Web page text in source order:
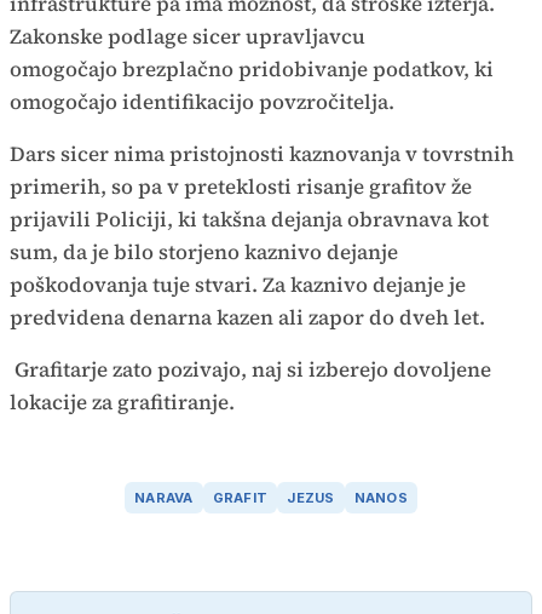
Zakonske podlage sicer upravljavcu
omogočajo brezplačno pridobivanje podatkov, ki
omogočajo identifikacijo povzročitelja.
Dars sicer nima pristojnosti kaznovanja v tovrstnih
primerih, so pa v preteklosti risanje grafitov že
prijavili Policiji, ki takšna dejanja obravnava kot
sum, da je bilo storjeno kaznivo dejanje
poškodovanja tuje stvari. Za kaznivo dejanje je
predvidena denarna kazen ali zapor do dveh let.
Grafitarje zato pozivajo, naj si izberejo dovoljene
lokacije za grafitiranje.
NARAVA GRAFIT JEZUS NANOS